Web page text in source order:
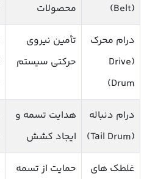
(Belt)
محصولات
درام محرک
(Drive
Drum)
تأمین نیروی
حرکتی سیستم
درام دنباله
(Tail Drum)
هدایت تسمه و
ایجاد کشش
غلطک های
حمایت از تسمه